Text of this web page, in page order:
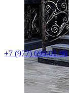
+7 (977) 699-01-90